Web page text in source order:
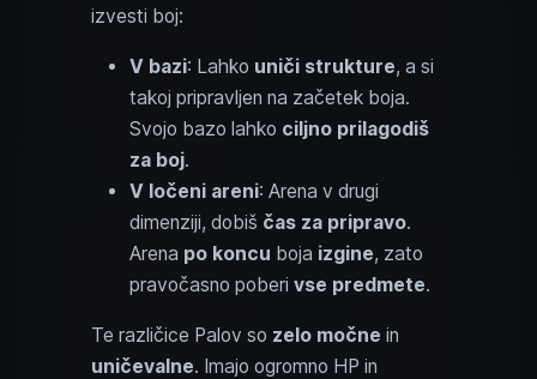
izvesti boj:
V bazi: Lahko uniči strukture, a si
takoj pripravljen na začetek boja.
Svojo bazo lahko ciljno prilagodiš
za boj.
V ločeni areni: Arena v drugi
dimenziji, dobiš čas za pripravo.
Arena po koncu boja izgine, zato
pravočasno poberi vse predmete.
Te različice Palov so zelo močne in
uničevalne. Imajo ogromno HP in